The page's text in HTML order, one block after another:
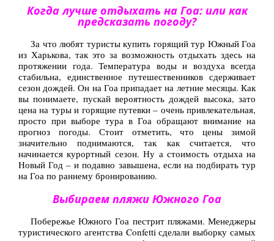
Когда лучше отдыхать на Гоа: или как
предсказать погоду?
За что любят туристы купить горящий тур Южный Гоа
из Харькова, так это за возможность отдыхать здесь на
протяжении года. Температура воды и воздуха всегда
стабильна, единственное путешественников сдерживает
сезон дождей. Он на Гоа припадает на летние месяцы. Как
вы понимаете, пускай вероятность дождей высока, зато
цена на туры и горящие путевки – очень привлекательная,
просто при выборе тура в Гоа обращают внимание на
прогноз погоды. Стоит отметить, что цены зимой
значительно поднимаются, так как считается, что
начинается курортный сезон. Ну а стоимость отдыха на
Новый Год – и подавно завышена, если на подбирать тур
на Гоа по раннему бронированию.
Выбираем пляжи Южного Гоа
Побережье Южного Гоа пестрит пляжами. Менеджеры
туристического агентства Confetti сделали выборку самых